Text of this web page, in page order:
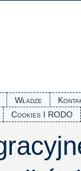
Władze
Cookies I RODO